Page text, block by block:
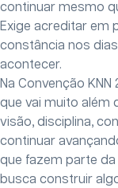
continuar mesmo
Exige acreditar em
constância nos
acontecer.
Na Convenção
que vai muito além
visão, disciplina,
continuar
que fazem parte
busca construir